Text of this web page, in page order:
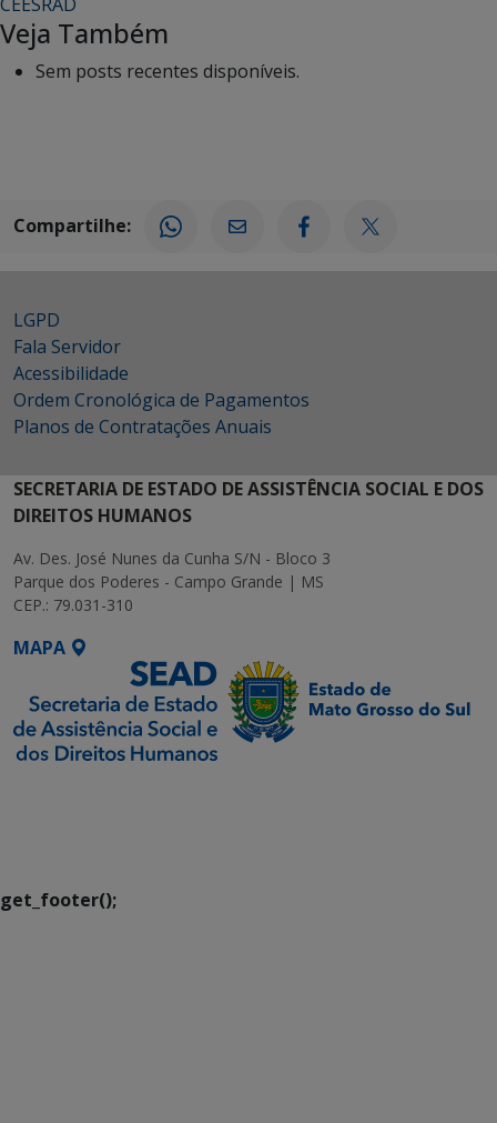
Veja Também
Sem posts recentes disponíveis.
Compartilhe:
LGPD
Fala Servidor
Acessibilidade
Ordem Cronológica de Pagamentos
Planos de Contratações Anuais
SECRETARIA DE ESTADO DE ASSISTÊNCIA SOCIAL E DOS
DIREITOS HUMANOS
Av. Des. José Nunes da Cunha S/N - Bloco 3
Parque dos Poderes - Campo Grande | MS
CEP.: 79.031-310
MAPA
get_footer();